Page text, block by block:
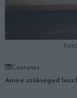
Contents
Amire szükséged lesz: